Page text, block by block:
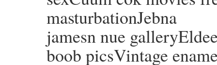
masturbationJebna
jamesn nue
boob picsVintage